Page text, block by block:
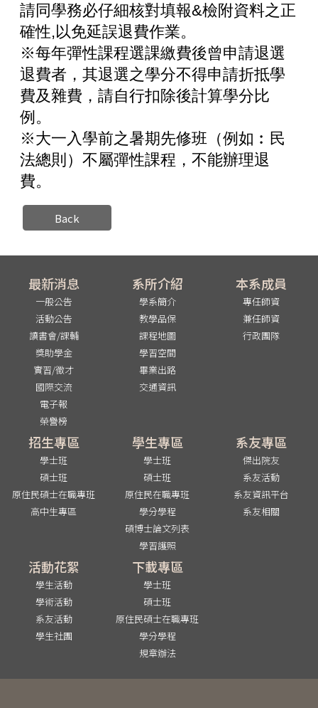
請同學務必仔細核對填報&檢附資料之正
確性,以免延誤退費作業。
※每年彈性課程選課繳費後曾申請退選
退費者，其退選之學分不得申請折抵學
費及雜費，請自行扣除後計算學分比
例。
※大一入學前之暑期先修班（例如︰民
法總則）不屬彈性課程，不能辦理退
費。
Back
最新消息
一般公告
活動公告
讀書會/課輔
獎助學金
實習/徵才
國際交流
電子報
榮譽榜
系所介紹
學系簡介
教學品保
課程地圖
學習空間
畢業出路
交通資訊
本系成員
專任師資
兼任師資
行政團隊
招生專區
學士班
碩士班
原住民碩士在職專班
高中生專區
學生專區
學士班
碩士班
原住民在職專班
學分學程
碩博士論文列表
學習護照
系友專區
傑出院友
系友活動
系友資訊平台
系友相關
活動花絮
學生活動
學術活動
系友活動
學生社團
下載專區
學士班
碩士班
原住民碩士在職專班
學分學程
規章辦法